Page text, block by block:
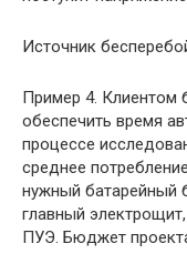
Источник
Пример 4. Клиентом
обеспечить время
процессе
среднее
нужный батарейный
главный
ПУЭ. Бюджет